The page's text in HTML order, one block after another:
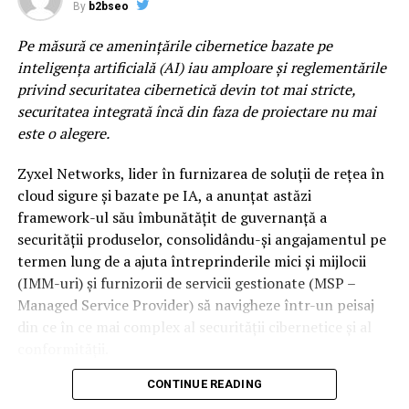
line-up construit pentru momente care raman cu tine
precum DE’WAYNE, Noga Erez sau Jalen Ngonda, trei
dintre cele mai interesante voci ale muzicii
contemporane, acoperind o paleta larga de genuri
muzicale.
care urmaresc scena muzicala inainte ca aceasta sa
ajunga in mainstream. Indie, electronic, alternative si
proiecte experimentale coexista intr-un line-up care
pune reflectorul pe noua generatie de artisti si pe
directiile in care se indreapta muzica internationala. Pe
aceasta scena va urca si 2hollis, fenomenul alternativ al
noii generatii, dar si proiecte muzicale precum ZEP,
Electro Punk Clubrevine pentru al doilea an si
continua sa fie una dintre cele mai spectaculoase
By b2bseo
Pe măsură ce amenințările cibernetice bazate pe
inteligența artificială (AI) iau amploare și reglementările
privind securitatea cibernetică devin tot mai stricte,
securitatea integrată încă din faza de proiectare nu mai
este o alegere.
Zyxel Networks, lider în furnizarea de soluții de rețea în
cloud sigure și bazate pe IA, a anunțat astăzi
framework-ul său îmbunătățit de guvernanță a
securității produselor, consolidându-și angajamentul pe
termen lung de a ajuta întreprinderile mici și mijlocii
(IMM-uri) și furnizorii de servicii gestionate (MSP –
Managed Service Provider) să navigheze într-un peisaj
din ce în ce mai complex al securității cibernetice și al
Legea UE privind reziliența cibernetică (Cyber Resilience
CONTINUE READING